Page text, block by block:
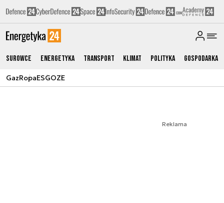
Surowce Energetyka Transport Klimat Polityka Gospodarka
GazRopaESGOZE
Reklama